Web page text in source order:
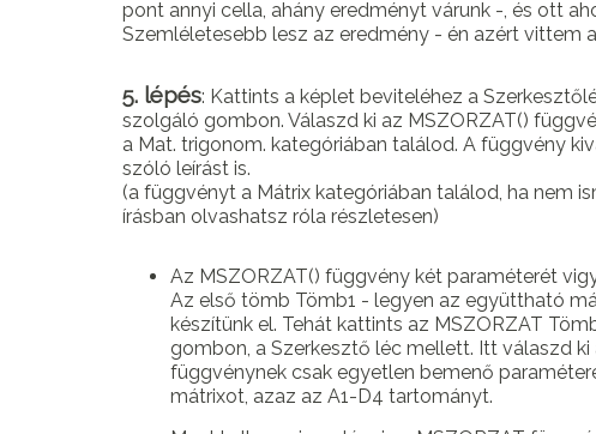
pont annyi cella, ahány eredményt várunk -, és ott
Szemléletesebb lesz az eredmény - én azért vittem
5. lépés: Kattints a képlet beviteléhez a
szolgáló gombon. Válaszd ki az MSZORZAT()
a Mat. trigonom. kategóriában találod. A függvény
szóló leírást is.
(a függvényt a Mátrix kategóriában találod, ha nem
írásban olvashatsz róla részletesen)
Az MSZORZAT() függvény két paraméterét
Az első tömb Tömb1 - legyen az együttható
készítünk el. Tehát kattints az MSZORZAT
gombon, a Szerkesztő léc mellett. Itt válaszd ki
függvénynek csak egyetlen bemenő
mátrixot, azaz az A1-D4 tartományt.